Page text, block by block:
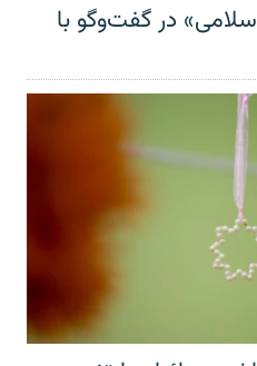
در گفت‌وگو با